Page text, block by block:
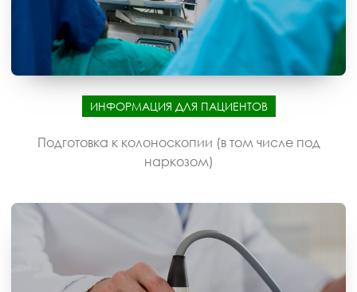
ИНФОРМАЦИЯ ДЛЯ ПАЦИЕНТОВ
Подготовка к колоноскопии (в том числе под
наркозом)